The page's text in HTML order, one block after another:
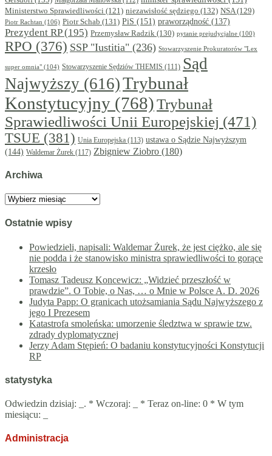
Ministerstwo Sprawiedliwości (121) niezawisłość sędziego (132) NSA (129)
Piotr Rachtan (106) Piotr Schab (131) PiS (151) praworządność (137)
Prezydent RP(195) Przemysław Radzik (130) pytanie prejudycjalne (100)
RPO (376) SSP "Iustitia" (236) Stowarzyszenie Prokuratorów "Lex
super omnia" (104) Stowarzyszenie Sędziów THEMIS (111) Sąd
Najwyższy (616)Trybunał
Konstytucyjny (768)Trybunał
Sprawiedliwości Unii Europejskiej (471)
TSUE (381) Unia Europejska (113) ustawa o Sądzie Najwyższym
(144) Waldemar Żurek (117) Zbigniew Ziobro (180)
Archiwa
Archiwa
Ostatnie wpisy
Powiedzieli, napisali: Waldemar Żurek, że jest ciężko, ale się
nie podda i że stanowisko ministra sprawiedliwości to gorące
krzesło
Tomasz Tadeusz Koncewicz: „Widzieć przeszłość w
prawdzie”. O Tobie, o Nas, … o Mnie w Polsce A. D. 2026
Judyta Papp: O granicach utożsamiania Sądu Najwyższego z
jego I Prezesem
Katastrofa smoleńska: umorzenie śledztwa w sprawie tzw.
zdrady dyplomatycznej
Jerzy Adam Stępień: O badaniu konstytucyjności Konstytucji
RP
statystyka
Odwiedzin dzisiaj: . * Wczoraj:
* Teraz on-line: 0 * W tym
miesiącu:
Administracja